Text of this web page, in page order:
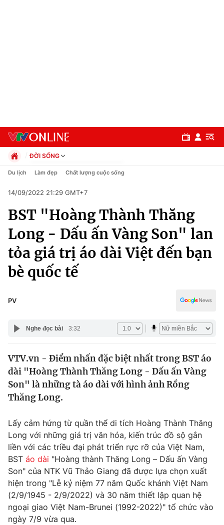
Chuyên mục
Chính trị
Xã hội
Tin tức
Thế giới đó đây
Câu chuyện quốc tế
Kinh tế
Tài chính
Góc doanh nghiệp
Dữ liệu và đời sống
Truyền hình
Phim VTV
Hậu trường
Nhân vật
Khán giả
Giải trí
Điện ảnh
Âm nhạc
Sao
Đời sống
Du lịch
Giáo dục
ĐỜI SỐNG
Chính trị
Pháp luật
Kinh tế
Thể thao
Truyền hình
Văn hóa - Giải trí
Y tế
Đời sống
Du lịch Làm đẹp Chất lượng cuộc sống
14/09/2022 21:29 GMT+7
BST "Hoàng Thành Thăng
Long - Dấu ấn Vàng Son" lan
tỏa giá trị áo dài Việt đến bạn
bè quốc tế
PV
Nghe đọc bài 3:32
VTV.vn - Điểm nhấn đặc biệt nhất trong BST áo
dài "Hoàng Thành Thăng Long - Dấu ấn Vàng
Son" là những tà áo dài với hình ảnh Rồng
Thăng Long.
Lấy cảm hứng từ quần thể di tích Hoàng Thành Thăng
Long với những giá trị văn hóa, kiến trúc đồ sộ gắn
liền với các triều đại phát triển rực rỡ của Việt Nam,
BST áo dài "Hoàng thành Thăng Long – Dấu ấn Vàng
Son" của NTK Vũ Thảo Giang đã được lựa chọn xuất
hiện trong "Lễ kỷ niệm 77 năm Quốc khánh Việt Nam
(2/9/1945 - 2/9/2022) và 30 năm thiết lập quan hệ
ngoại giao Việt Nam-Brunei (1992-2022)" tổ chức vào
ngày 7/9 vừa qua.